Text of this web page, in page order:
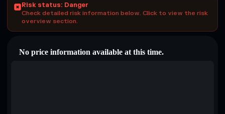
Risk status: Danger
Check detailed risk information below. Click to view the risk
overview section.
No price information available at this time.